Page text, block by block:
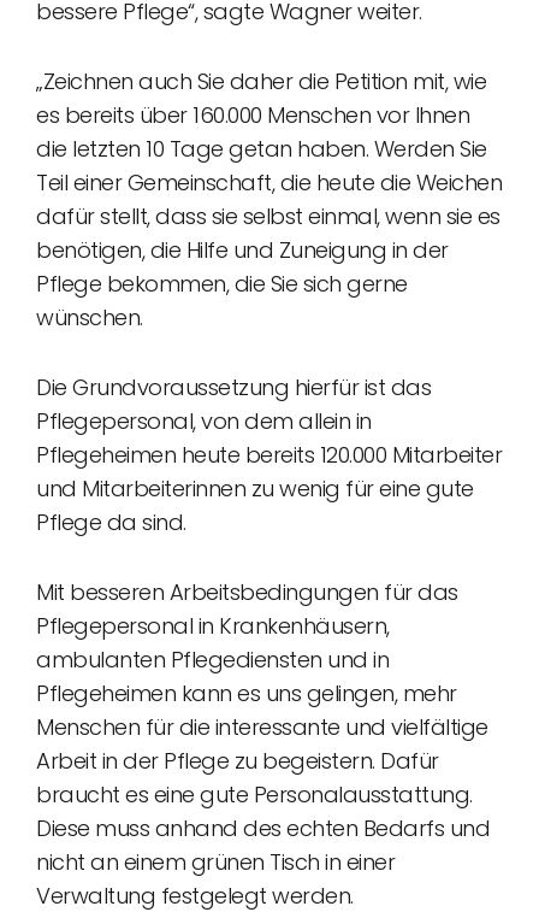
bessere Pflege“, sagte Wagner weiter.
„Zeichnen auch Sie daher die Petition mit, wie
es bereits über 160.000 Menschen vor Ihnen
die letzten 10 Tage getan haben. Werden Sie
Teil einer Gemeinschaft, die heute die Weichen
dafür stellt, dass sie selbst einmal, wenn sie es
benötigen, die Hilfe und Zuneigung in der
Pflege bekommen, die Sie sich gerne
wünschen.
Die Grundvoraussetzung hierfür ist das
Pflegepersonal, von dem allein in
Pflegeheimen heute bereits 120.000 Mitarbeiter
und Mitarbeiterinnen zu wenig für eine gute
Pflege da sind.
Mit besseren Arbeitsbedingungen für das
Pflegepersonal in Krankenhäusern,
ambulanten Pflegediensten und in
Pflegeheimen kann es uns gelingen, mehr
Menschen für die interessante und vielfältige
Arbeit in der Pflege zu begeistern. Dafür
braucht es eine gute Personalausstattung.
Diese muss anhand des echten Bedarfs und
nicht an einem grünen Tisch in einer
Verwaltung festgelegt werden.